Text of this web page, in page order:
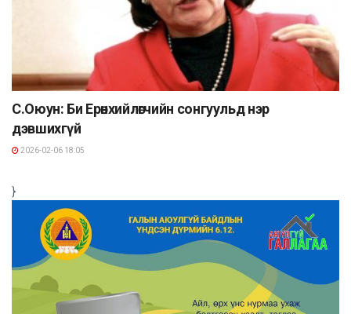
С.Оюун: Би Ерөнхийлөгчийн сонгуульд нэр
дэвшихгүй
2026-02-06 18:05
}